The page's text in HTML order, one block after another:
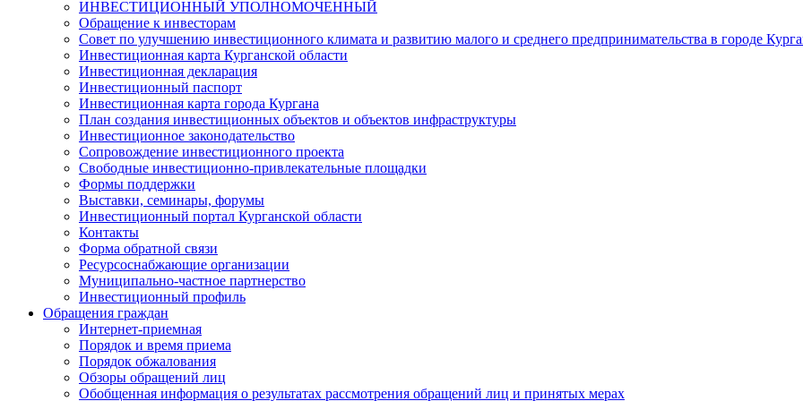
ИНВЕСТИЦИОННЫЙ УПОЛНОМОЧЕННЫЙ
Обращение к инвесторам
Совет по улучшению инвестиционного климата и развитию малого и среднего предпринимательства в городе
Инвестиционная карта Курганской области
Инвестиционная декларация
Инвестиционный паспорт
Инвестиционная карта города Кургана
План создания инвестиционных объектов и объектов инфраструктуры
Инвестиционное законодательство
Сопровождение инвестиционного проекта
Свободные инвестиционно-привлекательные площадки
Формы поддержки
Выставки, семинары, форумы
Инвестиционный портал Курганской области
Контакты
Форма обратной связи
Ресурсоснабжающие организации
Муниципально-частное партнерство
Инвестиционный профиль
Обращения граждан
Интернет-приемная
Порядок и время приема
Порядок обжалования
Обзоры обращений лиц
Обобщенная информация о результатах рассмотрения обращений лиц и принятых мерах